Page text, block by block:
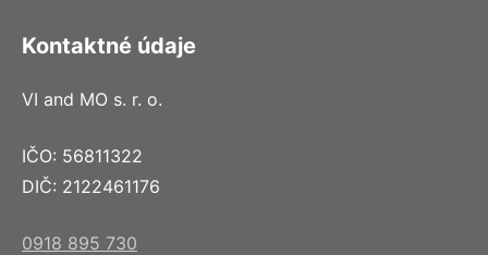
Kontaktné údaje
VI and MO s. r. o.
IČO: 56811322
DIČ: 2122461176
0918 895 730